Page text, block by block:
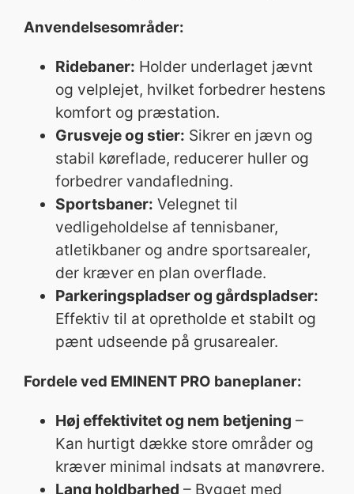
Anvendelsesområder:
Ridebaner: Holder underlaget jævnt
og velplejet, hvilket forbedrer hestens
komfort og præstation.
Grusveje og stier: Sikrer en jævn og
stabil køreflade, reducerer huller og
forbedrer vandafledning.
Sportsbaner: Velegnet til
vedligeholdelse af tennisbaner,
atletikbaner og andre sportsarealer,
der kræver en plan overflade.
Parkeringspladser og gårdspladser:
Effektiv til at opretholde et stabilt og
pænt udseende på grusarealer.
Fordele ved EMINENT PRO baneplaner:
Høj effektivitet og nem betjening –
Kan hurtigt dække store områder og
kræver minimal indsats at manøvrere.
Lang holdbarhed – Bygget med